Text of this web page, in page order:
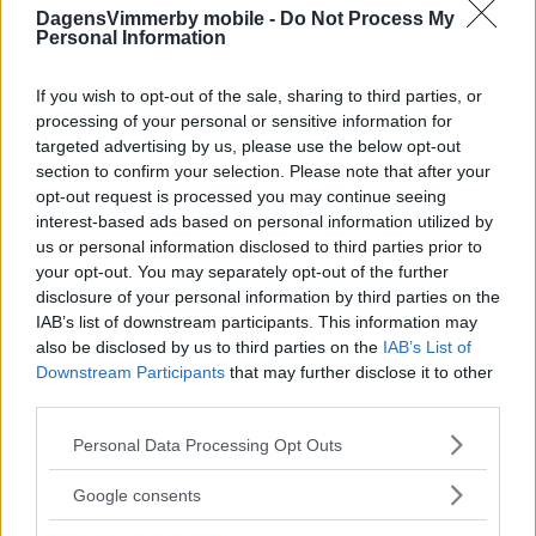
DagensVimmerby mobile - Do Not Process My
Personal Information
If you wish to opt-out of the sale, sharing to third parties, or
processing of your personal or sensitive information for
targeted advertising by us, please use the below opt-out
section to confirm your selection. Please note that after your
opt-out request is processed you may continue seeing
interest-based ads based on personal information utilized by
us or personal information disclosed to third parties prior to
your opt-out. You may separately opt-out of the further
disclosure of your personal information by third parties on the
IAB’s list of downstream participants. This information may
also be disclosed by us to third parties on the IAB’s List of
Downstream Participants that may further disclose it to other
Please note that this website/app uses one or more Google
not limited to your visit or usage behaviour. You may click to
Personal Data Processing Opt Outs
Google consents
Sista provtagningen gjord – så är läget i
kommunens sjöar
NYHETER 07 augusti 2026 07.03
Annons:
Många drabbade lokalt – nu varnar
myndigheten
NYHETER 06 augusti 2026 15.13